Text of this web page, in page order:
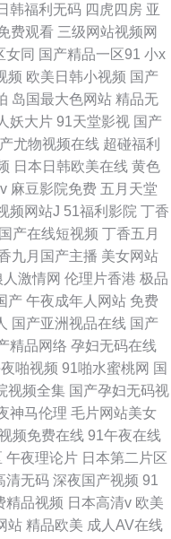
韩福利无码 四虎四房 亚
费观看 三级网站视频网
女同 国产精品一区91 小x
频 欧美日韩小视频 国产
岛国最大色网站 精品无
人妖大片 91天堂影视 国产
尤物视频在线 超碰福利
日本日韩欧美在线 黄色
麻豆影院免费 五月天堂
频网站J 51福利影院 丁香
国产在线短视频 丁香五月
九月国产主播 美女网站
人激情网 伦理片香港 极品
产 午夜成年人网站 免费
国产亚洲视品在线 国产
精品网络 孕妇无码在线
啪视频 91啪水蜜桃网 国
视频全集 国产孕妇无码视
神马伦理 毛片网站美女
频免费在线 91午夜在线
午夜理论片 日本第二片区
清无码 深夜国产视频 91
精品视频 日本高清v 欧美
站 精品欧美 成人AV在线